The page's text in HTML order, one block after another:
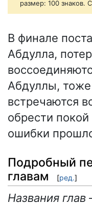
размер: 100 знаков.
В финале
Абдулла,
Абдуллы,
встречаются
обрести
ошибки
Подробный
главам
[ред.]
Названия